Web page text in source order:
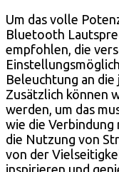
Um das volle
Bluetooth
empfohlen, die
Beleuchtung an
Zusätzlich können
werden, um das
wie die
die Nutzung von
von der